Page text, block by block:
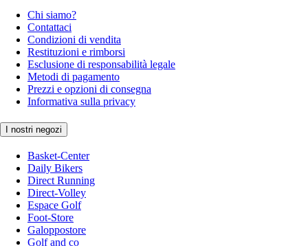
Chi siamo?
Contattaci
Condizioni di vendita
Restituzioni e rimborsi
Esclusione di responsabilità legale
Metodi di pagamento
Prezzi e opzioni di consegna
Informativa sulla privacy
I nostri negozi
Basket-Center
Daily Bikers
Direct Running
Direct-Volley
Espace Golf
Foot-Store
Galoppostore
Golf and co